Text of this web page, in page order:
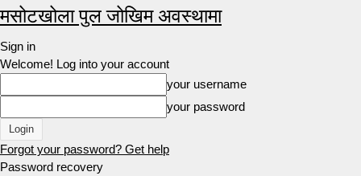
मसोटखोला पुल जोखिम अवस्थामा
Sign in
Welcome! Log into your account
your username
your password
Forgot your password? Get help
Password recovery